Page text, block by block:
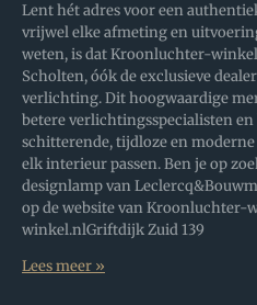
Lent hét adres voor een
vrijwel elke afmeting en
weten, is dat Kroonluchter-
Scholten, óók de exclusieve
verlichting. Dit hoogwaardige
betere verlichtingsspecialisten
schitterende, tijdloze en
elk interieur passen. Ben je op
designlamp van
op de website van
winkel.nlGriftdijk Zuid 139
Lees meer »